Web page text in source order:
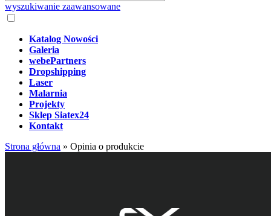
wyszukiwanie zaawansowane
Katalog Nowości
Galeria
webePartners
Dropshipping
Laser
Malarnia
Projekty
Sklep Siatex24
Kontakt
Strona główna » Opinia o produkcie